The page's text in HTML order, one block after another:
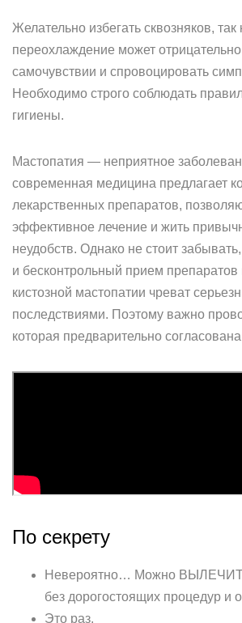
Желательно избегать сквозняков, так
переохлаждение может отрицательно
самочувствии и спровоцировать
Необходимо строго соблюдать
гигиены.
Мастопатия — неприятное
современная медицина предлагает
лекарственных препаратов,
эффективное лечение и жить
неудобств. Однако не стоит
и бесконтрольный прием
кистозной мастопатии чреват
последствиями. Поэтому важно
которая предварительно
По секрету
Невероятно… Можно
без дорогостоящих процедур и
Это раз.